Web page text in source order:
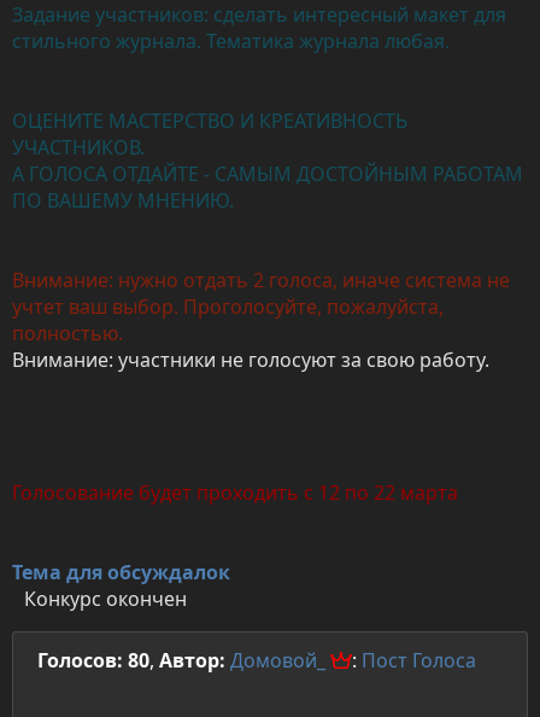
Задание участников: сделать интересный макет для
стильного журнала. Тематика журнала любая.
ОЦЕНИТЕ МАСТЕРСТВО И КРЕАТИВНОСТЬ
УЧАСТНИКОВ.
А ГОЛОСА ОТДАЙТЕ - САМЫМ ДОСТОЙНЫМ РАБОТАМ
ПО ВАШЕМУ МНЕНИЮ.
Внимание: нужно отдать 2 голоса, иначе система не
учтет ваш выбор. Проголосуйте, пожалуйста,
полностью.
Внимание: участники не голосуют за свою работу.
Голосование будет проходить с 12 по 22 марта
Тема для обсуждалок
Конкурс окончен
Голосов: 80, Автор: Домовой_ : Пост Голоса